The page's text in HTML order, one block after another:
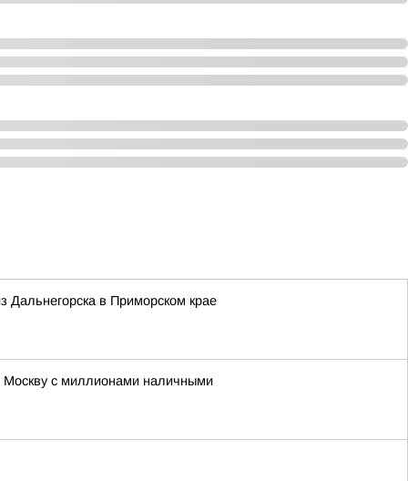
Дальнегорска в Приморском крае
Москву с миллионами наличными